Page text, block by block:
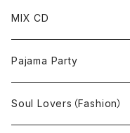
MIX CD
MIX CD
MP3
Pajama Party
T-shirt
Soul Lovers（Fashion）